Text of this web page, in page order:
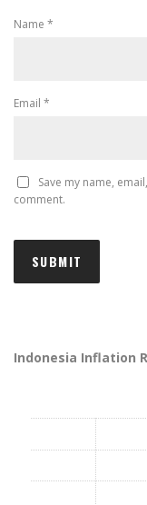
Name *
Email *
Save my name,
comment.
Indonesia Inflation